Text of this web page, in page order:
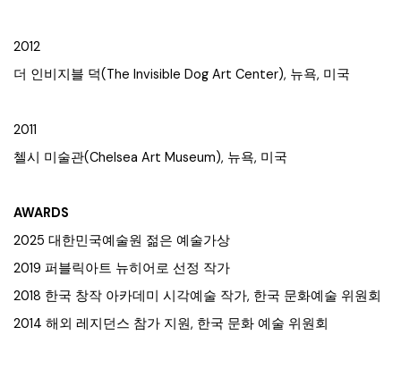
2012
더 인비지블 덕(The Invisible Dog Art Center), 뉴욕, 미국
2011
첼시 미술관(Chelsea Art Museum), 뉴욕, 미국
AWARDS
2025 대한민국예술원 젊은 예술가상
2019 퍼블릭아트 뉴히어로 선정 작가
2018 한국 창작 아카데미 시각예술 작가, 한국 문화예술 위원회
2014 해외 레지던스 참가 지원, 한국 문화 예술 위원회